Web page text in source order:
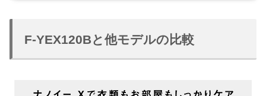
F-YEX120Bと他モデルの比較